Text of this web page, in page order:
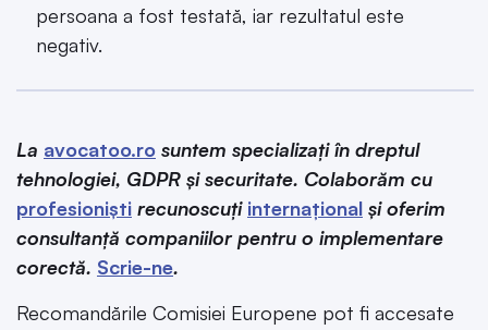
persoana a fost testată, iar rezultatul este
negativ.
La avocatoo.ro suntem specializați în dreptul
tehnologiei, GDPR și securitate. Colaborăm cu
profesioniști recunoscuți internațional și oferim
consultanță companiilor pentru o implementare
corectă. Scrie-ne.
Recomandările Comisiei Europene pot fi accesate